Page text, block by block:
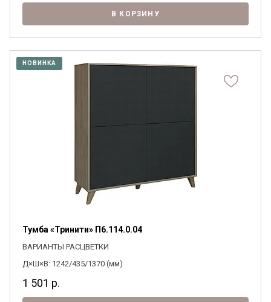
В КОРЗИНУ
НОВИНКА
Тумба «Тринити» П6.114.0.04
ВАРИАНТЫ РАСЦВЕТКИ
Д×Ш×В: 1242/435/1370 (мм)
1 501 р.